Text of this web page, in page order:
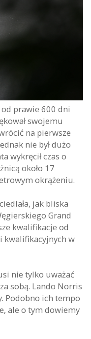
prawie 600 dni
swojemu
na pierwsze
nie był dużo
wykręcił czas o
około 17
okrążeniu.
jak bliska
Grand
kwalifikacje od
kwalifikacyjnych w
nie tylko uważać
sobą. Lando Norris
Podobno ich tempo
ale o tym dowiemy